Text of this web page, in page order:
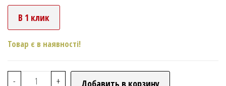
В 1 клик
Товар є в наявності!
- + Добавить в корзину